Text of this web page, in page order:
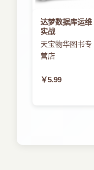
达梦数据库运维
实战
天宝物华图书专
营店
￥5.99